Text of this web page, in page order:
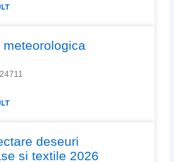
meteorologica
deseuri
si textile 2026